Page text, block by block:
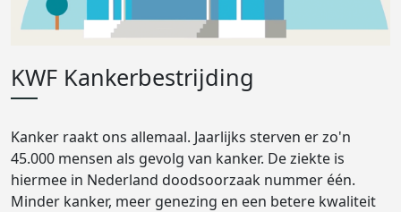
KWF Kankerbestrijding
Kanker raakt ons allemaal. Jaarlijks sterven er zo'n
45.000 mensen als gevolg van kanker. De ziekte is
hiermee in Nederland doodsoorzaak nummer één.
Minder kanker, meer genezing en een betere kwaliteit